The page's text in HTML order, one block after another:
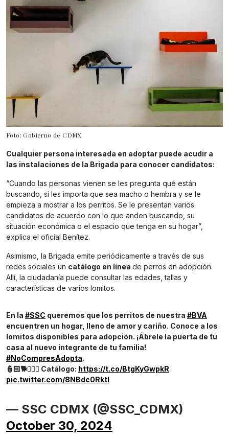
Foto: Gobierno de CDMX
Cualquier persona interesada en adoptar puede acudir a
las instalaciones de la Brigada para conocer candidatos:
“Cuando las personas vienen se les pregunta qué están
buscando, si les importa que sea macho o hembra y se le
empieza a mostrar a los perritos. Se le presentan varios
candidatos de acuerdo con lo que anden buscando, su
situación económica o el espacio que tenga en su hogar”,
explica el oficial Benítez.
Asimismo, la Brigada emite periódicamente a través de sus
redes sociales un catálogo en línea de perros en adopción.
Allí, la ciudadanía puede consultar las edades, tallas y
características de varios lomitos.
En la #SSC queremos que los perritos de nuestra #BVA
encuentren un hogar, lleno de amor y cariño. Conoce a los
lomitos disponibles para adopción. ¡Ábrele la puerta de tu
casa al nuevo integrante de tu familia!
#NoCompresAdopta.
👮🏻🐕👮🏻‍♂️️ Catálogo: https://t.co/BtgKyGwpkR
pic.twitter.com/8NBdc0RktI
— SSC CDMX (@SSC_CDMX)
October 30, 2024